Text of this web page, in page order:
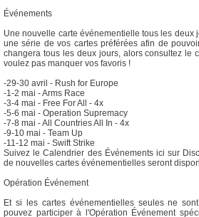
Événements
Une nouvelle carte événementielle tous les deux
une série de vos cartes préférées afin de
changera tous les deux jours, alors consultez le
voulez pas manquer vos favoris !
-29-30 avril - Rush for Europe
-1-2 mai - Arms Race
-3-4 mai - Free For All - 4x
-5-6 mai - Operation Supremacy
-7-8 mai - All Countries All In - 4x
-9-10 mai - Team Up
-11-12 mai - Swift Strike
Suivez le Calendrier des Événements ici sur
de nouvelles cartes événementielles seront
Opération Événement
Et si les cartes événementielles seules ne
pouvez participer à l'Opération Événement